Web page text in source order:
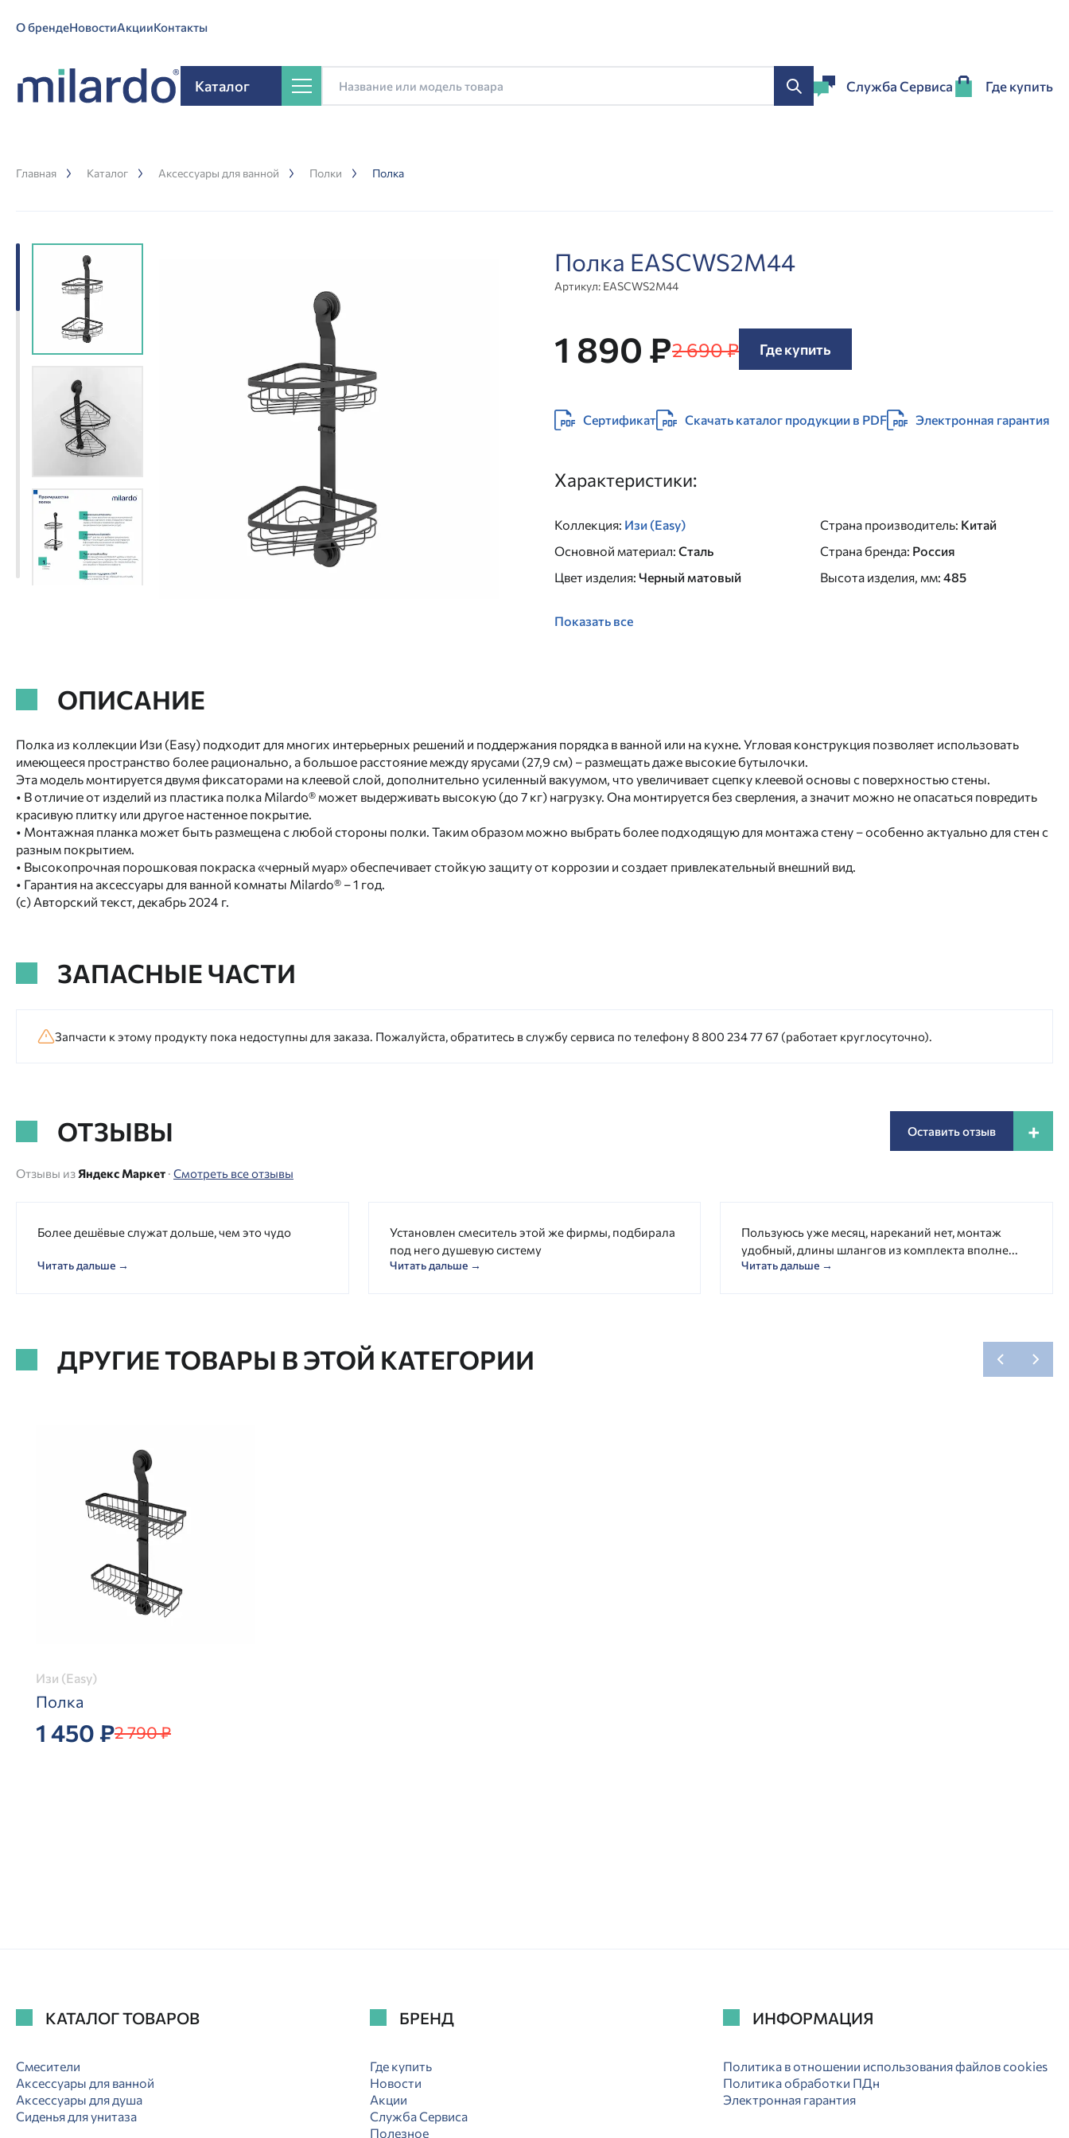
О брендеНовостиАкцииКонтакты
Каталог Служба Сервиса Где купить
Главная Каталог Аксессуары для ванной Полки Полка
Полка EASCWS2M44
Артикул: EASCWS2M44
1 890 ₽2 690 ₽ Где купить
Сертификат Скачать каталог продукции в PDF Электронная гарантия
Характеристики:
Коллекция: Изи (Easy)
Основной материал: Сталь
Цвет изделия: Черный матовый
Страна производитель: Китай
Страна бренда: Россия
Высота изделия, мм: 485
Показать все
ОПИСАНИЕ
Полка из коллекции Изи (Easy) подходит для многих интерьерных решений и поддержания порядка в ванной или на кухне. Угловая конструкция позволяет использовать
имеющееся пространство более рационально, а большое расстояние между ярусами (27,9 см) – размещать даже высокие бутылочки.
Эта модель монтируется двумя фиксаторами на клеевой слой, дополнительно усиленный вакуумом, что увеличивает сцепку клеевой основы с поверхностью стены.
• В отличие от изделий из пластика полка Milardo® может выдерживать высокую (до 7 кг) нагрузку. Она монтируется без сверления, а значит можно не опасаться повредить
красивую плитку или другое настенное покрытие.
• Монтажная планка может быть размещена с любой стороны полки. Таким образом можно выбрать более подходящую для монтажа стену – особенно актуально для стен с
разным покрытием.
• Высокопрочная порошковая покраска «черный муар» обеспечивает стойкую защиту от коррозии и создает привлекательный внешний вид.
• Гарантия на аксессуары для ванной комнаты Milardo® – 1 год.
(с) Авторский текст, декабрь 2024 г.
ЗАПАСНЫЕ ЧАСТИ
Запчасти к этому продукту пока недоступны для заказа. Пожалуйста, обратитесь в службу сервиса по телефону 8 800 234 77 67 (работает круглосуточно).
ОТЗЫВЫ Оставить отзыв +
Отзывы из Яндекс Маркет · Смотреть все отзывы
Более дешёвые служат дольше, чем это чудо
Читать дальше →
Установлен смеситель этой же фирмы, подбирала
под него душевую систему
Читать дальше →
Пользуюсь уже месяц, нареканий нет, монтаж
удобный, длины шлангов из комплекта вполне...
Читать дальше →
ДРУГИЕ ТОВАРЫ В ЭТОЙ КАТЕГОРИИ
Изи (Easy)
Полка
1 450 ₽2 790 ₽
КАТАЛОГ ТОВАРОВ
Смесители
Аксессуары для ванной
Аксессуары для душа
Сиденья для унитаза
БРЕНД
Где купить
Новости
Акции
Служба Сервиса
Полезное
ИНФОРМАЦИЯ
Политика в отношении использования файлов cookies
Политика обработки ПДн
Электронная гарантия